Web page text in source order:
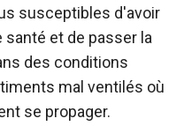
susceptibles d'avoir
et de passer la
des conditions
mal ventilés où
se propager.